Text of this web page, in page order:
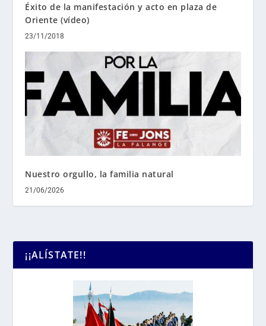
Éxito de la manifestación y acto en plaza de
Oriente (vídeo)
23/11/2018
Nuestro orgullo, la familia natural
21/06/2026
¡¡ALÍSTATE!!